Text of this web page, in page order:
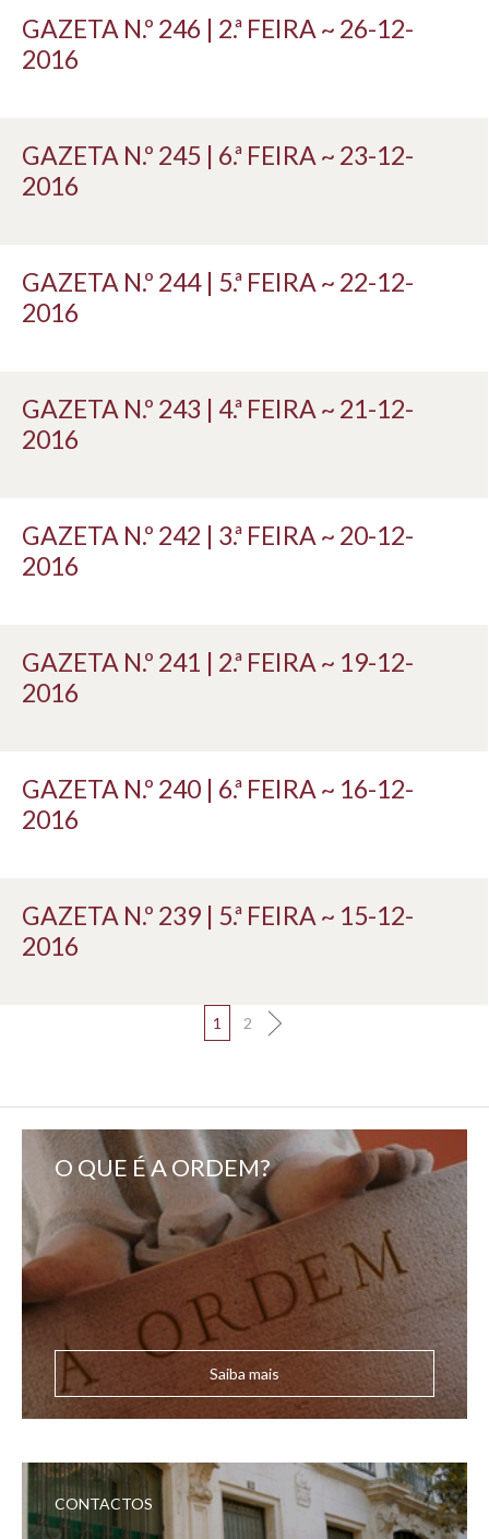
GAZETA N.º 246 | 2.ª FEIRA ~ 26-12-
2016
GAZETA N.º 245 | 6.ª FEIRA ~ 23-12-
2016
GAZETA N.º 244 | 5.ª FEIRA ~ 22-12-
2016
GAZETA N.º 243 | 4.ª FEIRA ~ 21-12-
2016
GAZETA N.º 242 | 3.ª FEIRA ~ 20-12-
2016
GAZETA N.º 241 | 2.ª FEIRA ~ 19-12-
2016
GAZETA N.º 240 | 6.ª FEIRA ~ 16-12-
2016
GAZETA N.º 239 | 5.ª FEIRA ~ 15-12-
2016
1 2
O QUE É A ORDEM?
Saiba mais
CONTACTOS